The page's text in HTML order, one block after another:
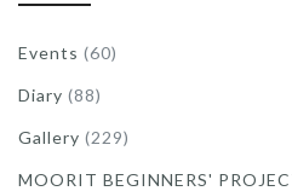
Events (60)
Diary (88)
Gallery (229)
MOORIT BEGINNERS'